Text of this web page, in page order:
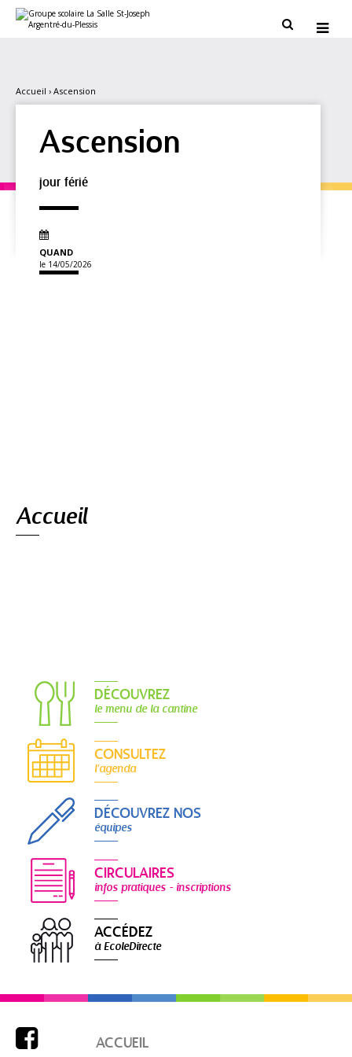
contenu.
personnels
 
Accueil › Ascension
Ascension
jour férié
QUAND
le 14/05/2026
Accueil
DÉCOUVREZ
le menu de la cantine
CONSULTEZ
l'agenda
DÉCOUVREZ NOS
équipes
CIRCULAIRES
infos pratiques - inscriptions
ACCÉDEZ
à EcoleDirecte
 ACCUEIL